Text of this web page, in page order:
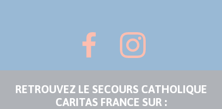
RETROUVEZ LE SECOURS CATHOLIQUE
CARITAS FRANCE SUR :